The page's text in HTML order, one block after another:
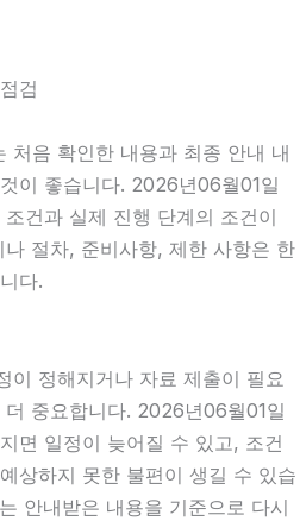
검
처음 확인한 내용과 최종 안내 내
이 좋습니다. 2026년06월01일
건과 실제 진행 단계의 조건이
절차, 준비사항, 제한 사항은 한
다.
이 정해지거나 자료 제출이 필요
중요합니다. 2026년06월01일
면 일정이 늦어질 수 있고, 조건
상하지 못한 불편이 생길 수 있습
안내받은 내용을 기준으로 다시